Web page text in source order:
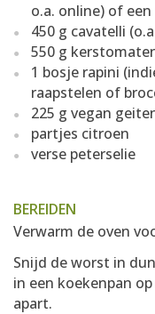
o.a. online) of
450 g cavatelli
550 g
1 bosje rapini
raapstelen of
225 g vegan
partjes citroen
verse peterselie
BEREIDEN
Verwarm de oven
Snijd de worst in
in een koekenpan
apart.